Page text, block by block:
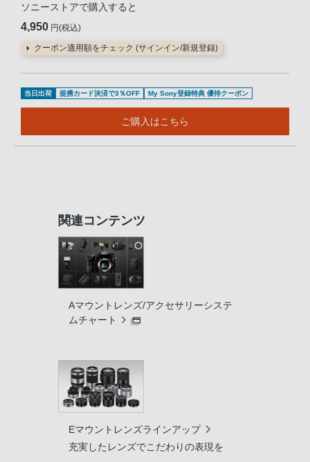
ソニーストアで購入すると
4,950 円(税込)
クーポン適用額をチェック (サインイン/新規登録)
当日出荷 提携カード決済で3％OFF My Sony登録特典 優待クーポン
ご購入はこちら
関連コンテンツ
Aマウントレンズ/アクセサリーシステ
ムチャート
Eマウントレンズラインアップ
充実したレンズでこだわりの表現を